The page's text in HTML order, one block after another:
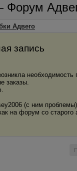
Форум
Адвего
запись
необходимость
заказы.
(с ним проблемы)
на форум со старого